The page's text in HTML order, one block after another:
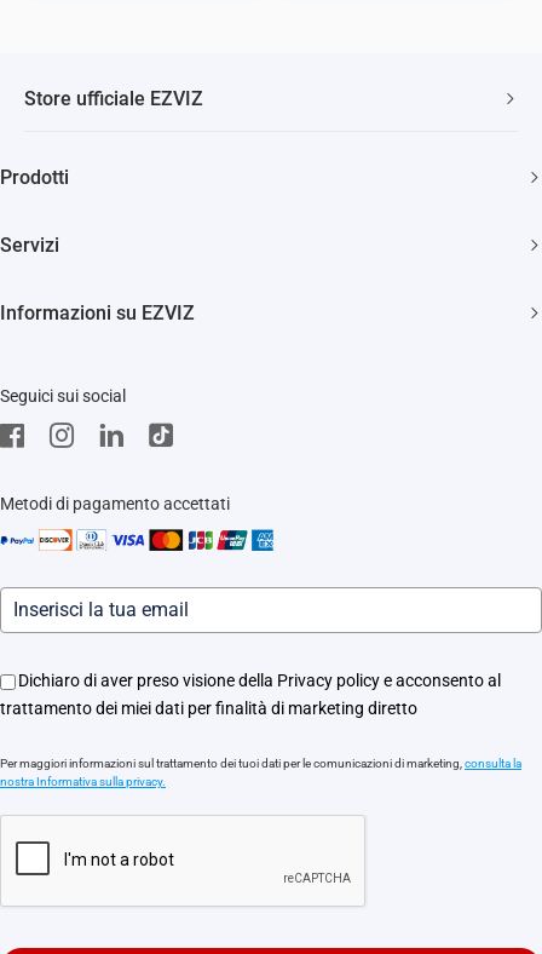
Store ufficiale EZVIZ
Prodotti
Citofonia e Spioncini
Servizi
Stores
Informazioni legali
Assistenza Motori Apricancello
Informazioni su EZVIZ
EZVIZ Green
EZVIZ CSR
Eventi
Seguici sui social
Metodi di pagamento accettati
Dichiaro di aver preso visione della Privacy policy e acconsento al
trattamento dei miei dati per finalità di marketing diretto
Per maggiori informazioni sul trattamento dei tuoi dati per le comunicazioni di marketing,consulta la
nostra Informativa sulla privacy.